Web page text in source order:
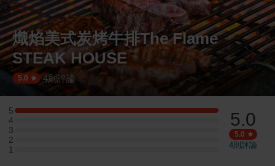
熾焰美式炭烤牛排The Flame
STEAK HOUSE
5.0 ·4則評論
5
5 星：1 則評論
4
4 星：0 則評論
3
3 星：0 則評論
2
2 星：0 則評論
1
1 星：0 則評論
5.0
5.0
4則評論